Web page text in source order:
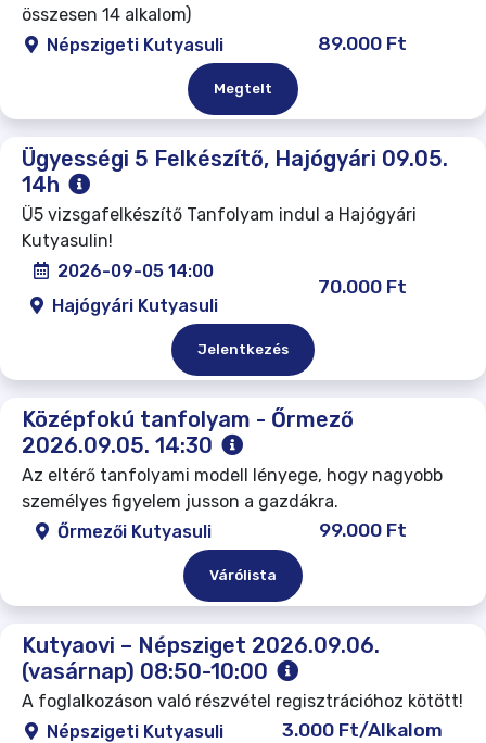
összesen 14 alkalom)
Népszigeti Kutyasuli
89.000 Ft
Megtelt
Ügyességi 5 Felkészítő, Hajógyári 09.05.
14h
Ü5 vizsgafelkészítő Tanfolyam indul a Hajógyári
Kutyasulin!
2026-09-05 14:00
Hajógyári Kutyasuli
70.000 Ft
Jelentkezés
Középfokú tanfolyam - Őrmező
2026.09.05. 14:30
Az eltérő tanfolyami modell lényege, hogy nagyobb
személyes figyelem jusson a gazdákra.
Őrmezői Kutyasuli
99.000 Ft
Várólista
Kutyaovi – Népsziget 2026.09.06.
(vasárnap) 08:50-10:00
A foglalkozáson való részvétel regisztrációhoz kötött!
Népszigeti Kutyasuli
3.000 Ft/Alkalom